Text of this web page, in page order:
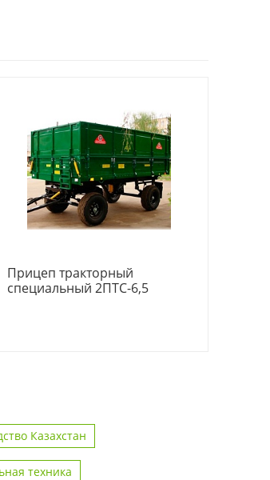
Прицеп тракторный
специальный 2ПТС-6,5
Казахстан
техника